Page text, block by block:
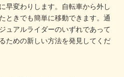
早変わりします。自転車から外し
ときでも簡単に移動できます。通
ュアルライダーのいずれであって
ための新しい方法を発見してくだ